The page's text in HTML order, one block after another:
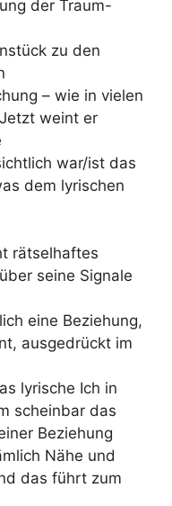
der Traum-
zu den
– wie in vielen
weint er
war/ist das
dem lyrischen
rätselhaftes
seine Signale
eine Beziehung,
ausgedrückt im
lyrische Ich in
scheinbar das
Beziehung
Nähe und
das führt zum